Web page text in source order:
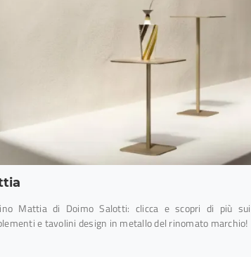
Mattia di Doimo Salotti: clicca e scopri di più sui
e tavolini design in metallo del rinomato marchio!